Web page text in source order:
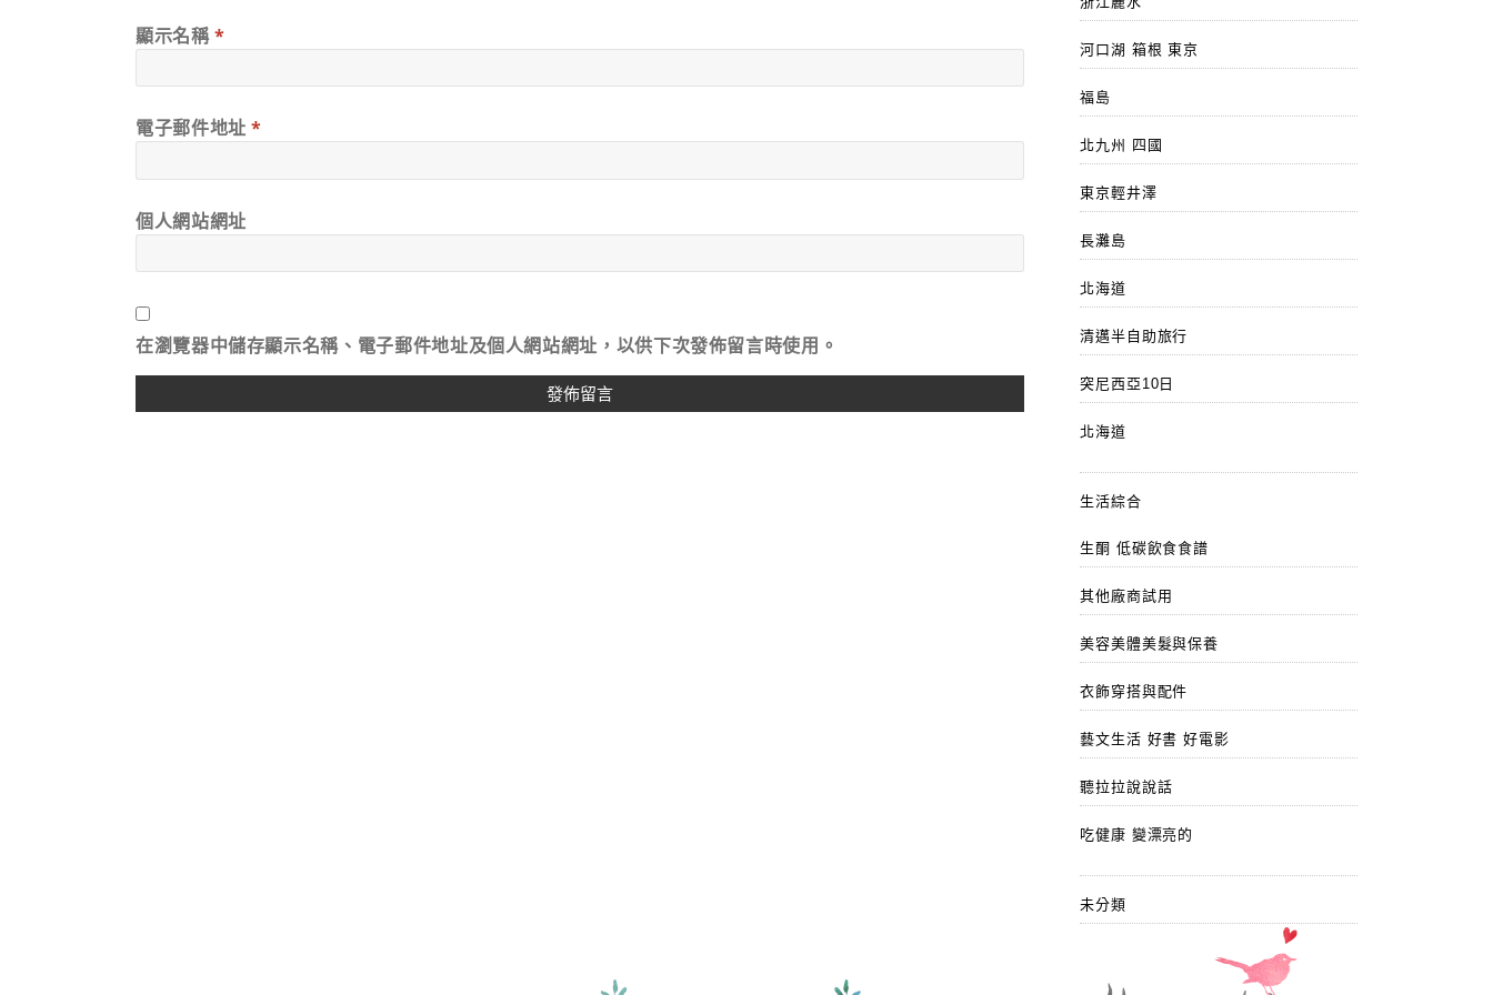
顯示名稱*
電子郵件地址*
個人網站網址
在瀏覽器中儲存顯示名稱、電子郵件地址及個人網站網址，以供下次發佈留言時使用。
河口湖 箱根 東京
福島
北九州 四國
東京輕井澤
長灘島
北海道
清邁半自助旅行
突尼西亞10日
北海道
生活綜合
生酮 低碳飲食食譜
其他廠商試用
美容美體美髮與保養
衣飾穿搭與配件
藝文生活 好書 好電影
聽拉拉說說話
吃健康 變漂亮的
未分類